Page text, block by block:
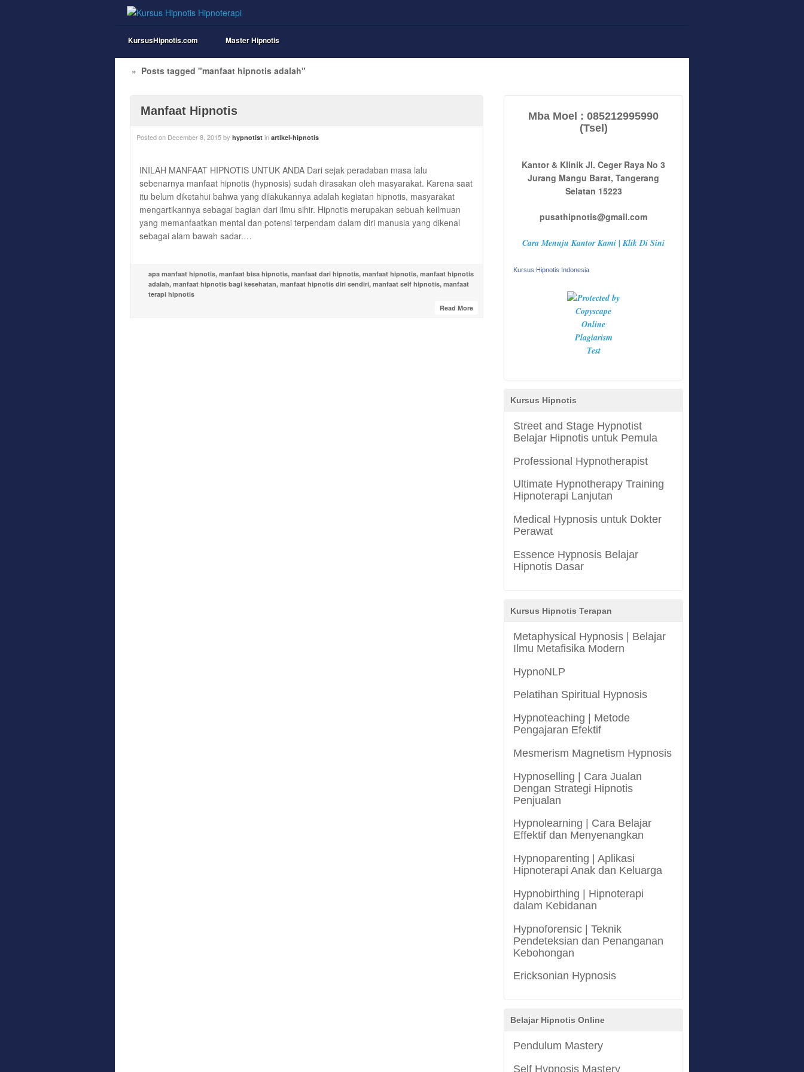
KursusHipnotis.com Master Hipnotis
» Posts tagged "manfaat hipnotis adalah"
Manfaat Hipnotis
Posted on December 8, 2015 by hypnotist in artikel-hipnotis
INILAH MANFAAT HIPNOTIS UNTUK ANDA Dari sejak peradaban masa lalu
sebenarnya manfaat hipnotis (hypnosis) sudah dirasakan oleh masyarakat. Karena saat
itu belum diketahui bahwa yang dilakukannya adalah kegiatan hipnotis, masyarakat
mengartikannya sebagai bagian dari ilmu sihir. Hipnotis merupakan sebuah keilmuan
yang memanfaatkan mental dan potensi terpendam dalam diri manusia yang dikenal
sebagai alam bawah sadar.…
apa manfaat hipnotis, manfaat bisa hipnotis, manfaat dari hipnotis, manfaat hipnotis, manfaat hipnotis
adalah, manfaat hipnotis bagi kesehatan, manfaat hipnotis diri sendiri, manfaat self hipnotis, manfaat
terapi hipnotis
Read More
Mba Moel : 085212995990
(Tsel)
Kantor & Klinik Jl. Ceger Raya No 3
Jurang Mangu Barat, Tangerang
Selatan 15223
pusathipnotis@gmail.com
Cara Menuju Kantor Kami | Klik Di Sini
Kursus Hipnotis Indonesia
Kursus Hipnotis
Street and Stage Hypnotist
Belajar Hipnotis untuk Pemula
Professional Hypnotherapist
Ultimate Hypnotherapy Training
Hipnoterapi Lanjutan
Medical Hypnosis untuk Dokter
Perawat
Essence Hypnosis Belajar
Hipnotis Dasar
Kursus Hipnotis Terapan
Metaphysical Hypnosis | Belajar
Ilmu Metafisika Modern
HypnoNLP
Pelatihan Spiritual Hypnosis
Hypnoteaching | Metode
Pengajaran Efektif
Mesmerism Magnetism Hypnosis
Hypnoselling | Cara Jualan
Dengan Strategi Hipnotis
Penjualan
Hypnolearning | Cara Belajar
Effektif dan Menyenangkan
Hypnoparenting | Aplikasi
Hipnoterapi Anak dan Keluarga
Hypnobirthing | Hipnoterapi
dalam Kebidanan
Hypnoforensic | Teknik
Pendeteksian dan Penanganan
Kebohongan
Ericksonian Hypnosis
Belajar Hipnotis Online
Pendulum Mastery
Self Hypnosis Mastery